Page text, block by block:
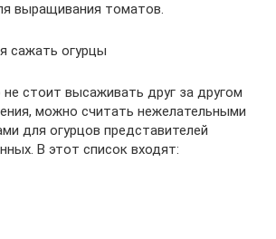
выращивания томатов.
сажать огурцы
стоит высаживать друг за другом
можно считать нежелательными
для огурцов представителей
В этот список входят: